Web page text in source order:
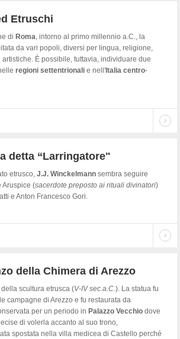
Etruschi
di Roma, intorno al primo millennio a.C., la
da vari popoli, diversi per lingua, religione,
È possibile, tuttavia, individuare due
regioni settentrionali e nell' Italia centro-
detta “Larringatore"
etrusco, J.J. Winckelmann sembra seguire
Aruspice (sacerdote preposto ai rituali divinatori)
e Anton Francesco Gori.
della Chimera di Arezzo
scultura etrusca (V-IV sec.a.C.). La statua fu
campagne di Arezzo e fu restaurata da
per un periodo in Palazzo Vecchio dove
di volerla accanto al suo trono,
spostata nella villa medicea di Castello perché